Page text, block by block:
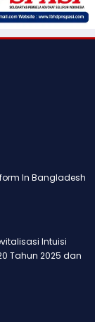
In Bangladesh
Intuisi
Tahun 2025 dan